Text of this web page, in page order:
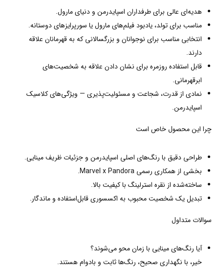
هدیه‌ای عالی برای طرفداران اسپایدرمن و دنیای مارول.
مناسب برای تولد، یادبود فیلم‌های مارول یا سورپرایزهای دوستانه.
انتخابی مناسب برای نوجوانان و بزرگسالانی که به قهرمانان علاقه
دارند.
قابل استفاده روزمره برای نشان دادن علاقه به شخصیت‌های
ابرقهرمانی.
نمادی از قدرت، شجاعت و مسئولیت‌پذیری — ویژگی‌های کلاسیک
اسپایدرمن.
چرا این محصول خاص است
طراحی دقیق با رنگ‌های اصلی اسپایدرمن و جزئیات ظریف مینایی.
بخشی از همکاری رسمی Marvel x Pandora.
ساخته‌شده از نقره استرلینگ با کیفیت بالا.
تبدیل یک شخصیت محبوب به اکسسوری قابل‌استفاده و ماندگار.
سوالات متداول
آیا رنگ‌های مینایی با زمان محو می‌شوند؟
خیر، با نگهداری صحیح، رنگ‌ها ثابت و بادوام هستند.